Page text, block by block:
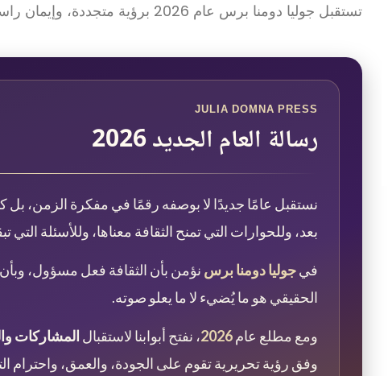
تستقبل جوليا دومنا برس عام 2026 برؤية متجددة، وإيمان راسخ بدور الثقافة والحوار والإبداع.
JULIA DOMNA PRESS
رسالة العام الجديد 2026
نستقبل عامًا جديدًا لا بوصفه رقمًا في مفكرة الزمن،
بعد، وللحوارات التي تمنح الثقافة معناها، وللأسئلة التي
فيجوليا دومنا برس نؤمن بأن الثقافة فعل مسؤول، وبأن
الحقيقي هو ما يُضيء لا ما يعلو صوته.
ومع مطلع عام2026، نفتح أبوابنا لاستقبال المشاركات
وفق رؤية تحريرية تقوم على الجودة، والعمق، واحترام